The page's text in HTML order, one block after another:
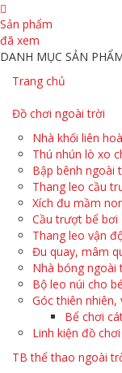
Sản phẩm
đã xem
DANH MỤC SẢN
Trang chủ
Đồ chơi ngoài trời
Nhà khối liên
Thú nhún lò xo
Bập bênh ngoài
Thang leo cầu
Xích đu mầm
Cầu trượt bể bơi
Thang leo vận
Đu quay, mâm
Nhà bóng ngoài
Bộ leo núi cho bé
Góc thiên nhiên,
Bể chơi
Linh kiện đồ
TB thể thao ngoài